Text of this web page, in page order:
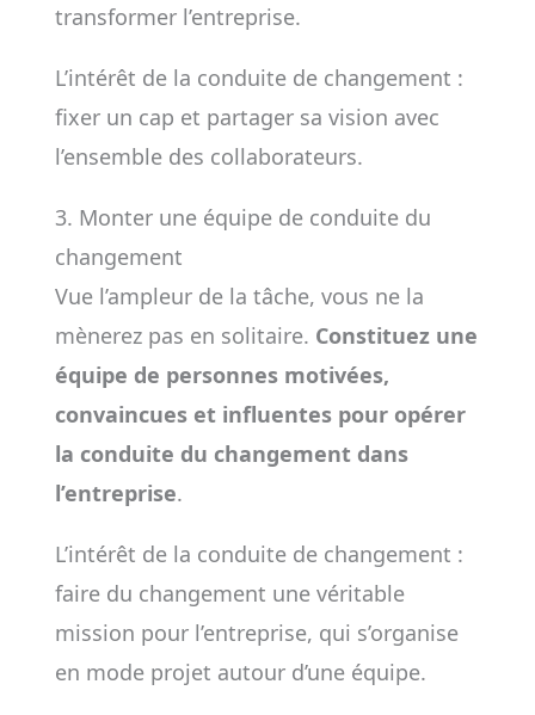
transformer l’entreprise.
L’intérêt de la conduite de changement :
fixer un cap et partager sa vision avec
l’ensemble des collaborateurs.
3. Monter une équipe de conduite du
changement
Vue l’ampleur de la tâche, vous ne la
mènerez pas en solitaire. Constituez une
équipe de personnes motivées,
convaincues et influentes pour opérer
la conduite du changement dans
l’entreprise.
L’intérêt de la conduite de changement :
faire du changement une véritable
mission pour l’entreprise, qui s’organise
en mode projet autour d’une équipe.